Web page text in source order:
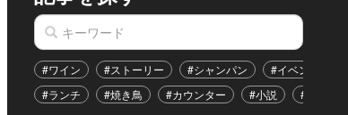
#ワイン #ストーリー #シャンパン #イベント
#ランチ
#焼き鳥 #カウンター #小説 #恋愛